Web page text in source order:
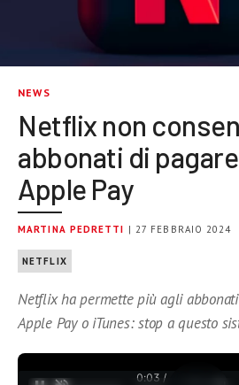
NEWS
Netflix non
abbonati di
Apple Pay
MARTINA PEDRETTI | 27 FEBBRAIO 2024
NETFLIX
Netflix ha permette più agli
Apple Pay o iTunes: stop a questo
0:04 /